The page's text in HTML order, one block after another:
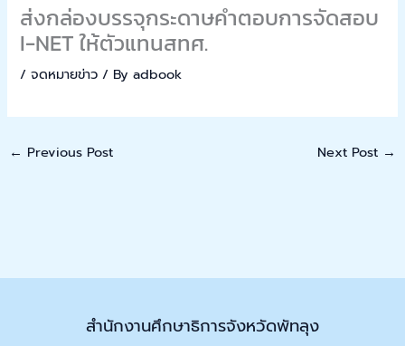
ส่งกล่องบรรจุกระดาษคำตอบการจัดสอบ
I-NET ให้ตัวแทนสทศ.
/จดหมายข่าว / Byadbook
← Previous Post Next Post →
สำนักงานศึกษาธิการจังหวัดพัทลุง